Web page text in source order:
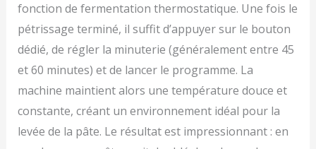
fonction de fermentation thermostatique. Une fois le
pétrissage terminé, il suffit d’appuyer sur le bouton
dédié, de régler la minuterie (généralement entre 45
et 60 minutes) et de lancer le programme. La
machine maintient alors une température douce et
constante, créant un environnement idéal pour la
levée de la pâte. Le résultat est impressionnant : en